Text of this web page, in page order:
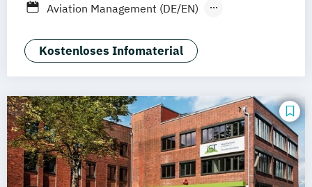
Deggendorf Karlsruhe Kassel
Oberhausen Offenbach Saarbrücken
Neu-Ulm Graz Innsbruck Wien
Augsburg Freising Friedrichshafen
Klagenfurt Magdeburg Münster
Trier
Würzburg Chemnitz Linz
deutschlandweit
Aviation Management (DE/EN)
General Management
Tourismusmanagement
Kostenloses Infomaterial